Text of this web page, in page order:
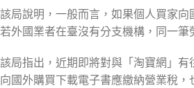
該局說明，一般而言，如果個人買家
若外國業者在臺沒有分支機構，同一
該局指出，近期即將對與「淘寶網」
向國外購買下載電子書應繳納營業稅